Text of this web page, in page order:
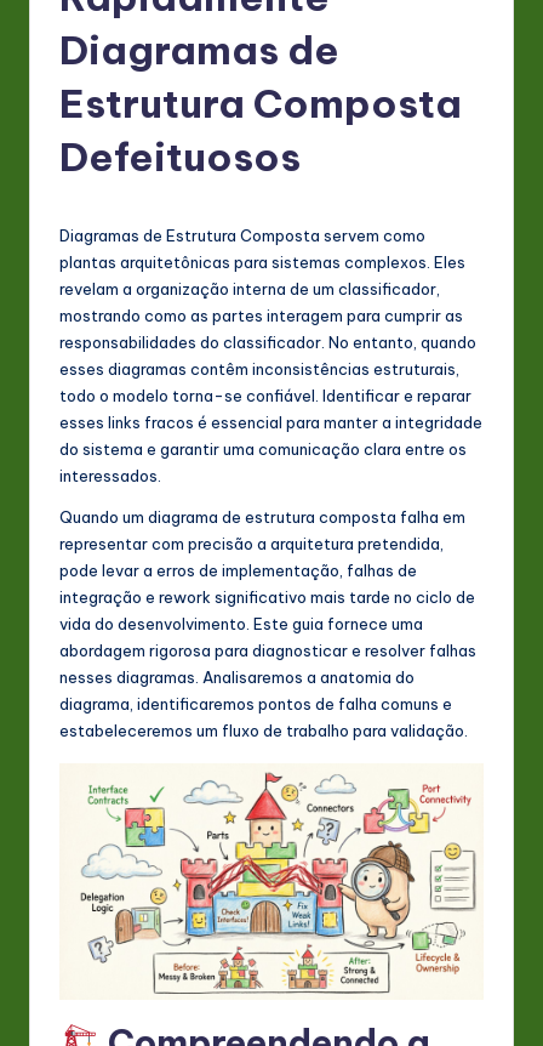
rt
in
A
Diagramas de
Estrutura Composta
Defeituosos
Diagramas de Estrutura Composta servem como
plantas arquitetônicas para sistemas complexos. Eles
revelam a organização interna de um classificador,
mostrando como as partes interagem para cumprir as
responsabilidades do classificador. No entanto, quando
esses diagramas contêm inconsistências estruturais,
todo o modelo torna-se confiável. Identificar e reparar
esses links fracos é essencial para manter a integridade
do sistema e garantir uma comunicação clara entre os
interessados.
Quando um diagrama de estrutura composta falha em
representar com precisão a arquitetura pretendida,
pode levar a erros de implementação, falhas de
integração e rework significativo mais tarde no ciclo de
vida do desenvolvimento. Este guia fornece uma
abordagem rigorosa para diagnosticar e resolver falhas
nesses diagramas. Analisaremos a anatomia do
diagrama, identificaremos pontos de falha comuns e
estabeleceremos um fluxo de trabalho para validação.